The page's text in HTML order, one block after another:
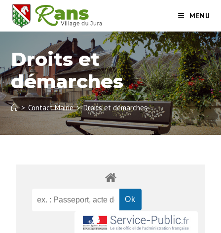
MENU
Droits et
démarches
> Contact Mairie > Droits et démarches